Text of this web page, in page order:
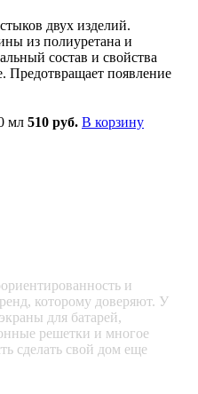
двух изделий.
из полиуретана и
состав и свойства
Предотвращает появление
мл 510 руб. В корзину
и
которому доверяют. У
для батарей,
решетки и многое
сделать свой дом еще